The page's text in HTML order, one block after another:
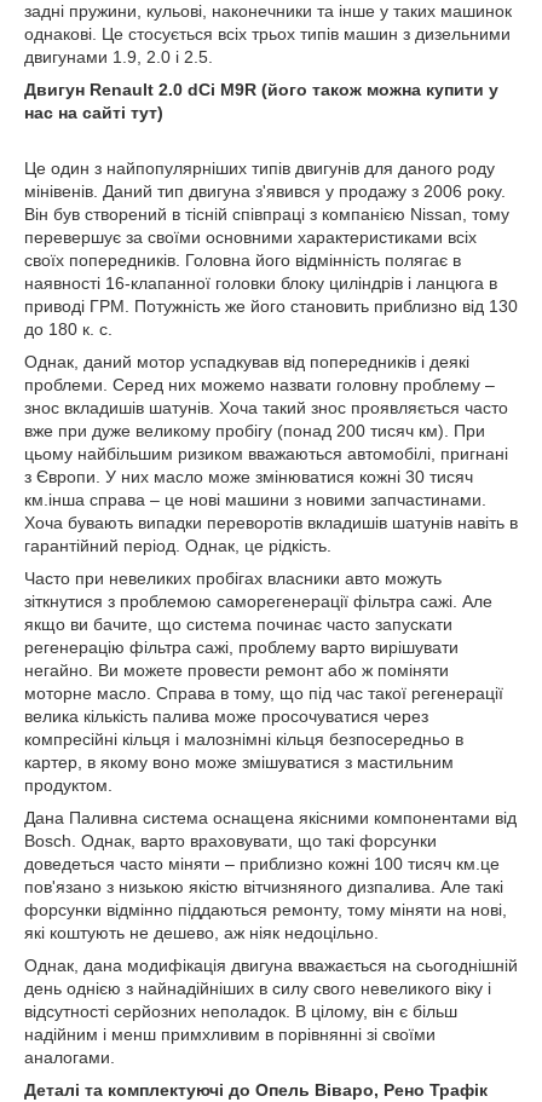
задні пружини, кульові, наконечники та інше у таких машинок
однакові. Це стосується всіх трьох типів машин з дизельними
двигунами 1.9, 2.0 і 2.5.
Двигун Renault 2.0 dСi M9R (його також можна купити у
нас на сайті тут)
Це один з найпопулярніших типів двигунів для даного роду
мінівенів. Даний тип двигуна з'явився у продажу з 2006 року.
Він був створений в тісній співпраці з компанією Nissan, тому
перевершує за своїми основними характеристиками всіх
своїх попередників. Головна його відмінність полягає в
наявності 16-клапанної головки блоку циліндрів і ланцюга в
приводі ГРМ. Потужність же його становить приблизно від 130
до 180 к. с.
Однак, даний мотор успадкував від попередників і деякі
проблеми. Серед них можемо назвати головну проблему –
знос вкладишів шатунів. Хоча такий знос проявляється часто
вже при дуже великому пробігу (понад 200 тисяч км). При
цьому найбільшим ризиком вважаються автомобілі, пригнані
з Європи. У них масло може змінюватися кожні 30 тисяч
км.інша справа – це нові машини з новими запчастинами.
Хоча бувають випадки переворотів вкладишів шатунів навіть в
гарантійний період. Однак, це рідкість.
Часто при невеликих пробігах власники авто можуть
зіткнутися з проблемою саморегенерації фільтра сажі. Але
якщо ви бачите, що система починає часто запускати
регенерацію фільтра сажі, проблему варто вирішувати
негайно. Ви можете провести ремонт або ж поміняти
моторне масло. Справа в тому, що під час такої регенерації
велика кількість палива може просочуватися через
компресійні кільця і малознімні кільця безпосередньо в
картер, в якому воно може змішуватися з мастильним
продуктом.
Дана Паливна система оснащена якісними компонентами від
Bosch. Однак, варто враховувати, що такі форсунки
доведеться часто міняти – приблизно кожні 100 тисяч км.це
пов'язано з низькою якістю вітчизняного дизпалива. Але такі
форсунки відмінно піддаються ремонту, тому міняти на нові,
які коштують не дешево, аж ніяк недоцільно.
Однак, дана модифікація двигуна вважається на сьогоднішній
день однією з найнадійніших в силу свого невеликого віку і
відсутності серйозних неполадок. В цілому, він є більш
надійним і менш примхливим в порівнянні зі своїми
аналогами.
Деталі та комплектуючі до Опель Віваро, Рено Трафік